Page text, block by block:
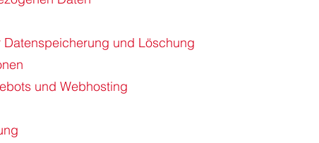
und Löschung
und Webhosting